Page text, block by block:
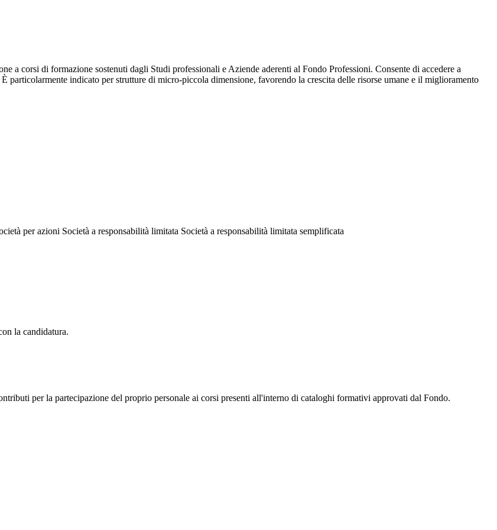
a corsi di formazione sostenuti dagli Studi professionali e Aziende aderenti al Fondo Professioni. Consente di accedere a
particolarmente indicato per strutture di micro-piccola dimensione, favorendo la crescita delle risorse umane e il miglioramento
per azioni Società a responsabilità limitata Società a responsabilità limitata semplificata
la candidatura.
per la partecipazione del proprio personale ai corsi presenti all'interno di cataloghi formativi approvati dal Fondo.